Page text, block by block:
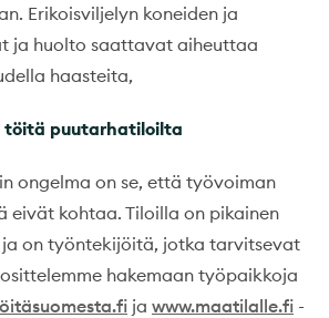
Erikoisviljelyn koneiden ja
ja huolto saattavat aiheuttaa
haasteita,
töitä puutarhatiloilta
ongelma on se, että työvoiman
eivät kohtaa. Tiloilla on pikainen
on työntekijöitä, jotka tarvitsevat
hakemaan työpaikkoja
ja www.maatilalle.fi -